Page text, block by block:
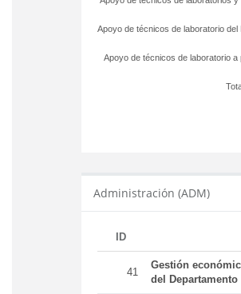
Apoyo de técnicos de laboratorio a
Apoyo de técnicos de laboratorio del
Administración (ADM)
ID
41
Gestión
del Departamento